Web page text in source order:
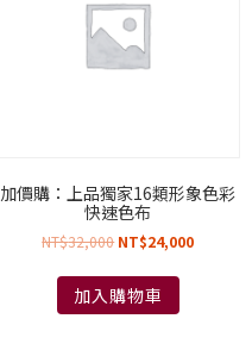
加價購：上品獨家16類形象色彩
快速色布
NT$32,000 NT$24,000
加入購物車